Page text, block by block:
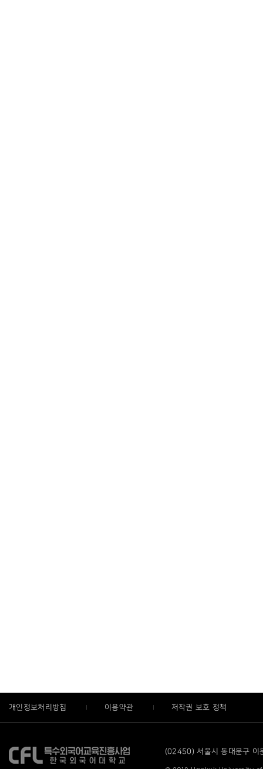
개인정보처리방침 이용약관 저작권 보호 정책
(02450) 서울시 동대문구